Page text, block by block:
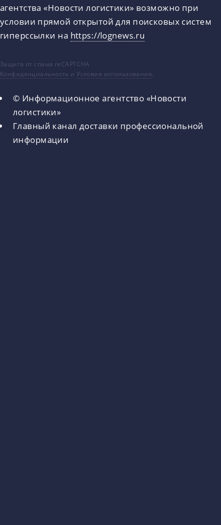
агентства «Новости логистики» возможно при
условии прямой открытой для поисковых систем
гиперссылки на https://lognews.ru
Защита от спама reCAPTCHA
Конфиденциальность иУсловия использования.
© Информационное агентство «Новости
логистики»
Главный канал доставки профессиональной
информации